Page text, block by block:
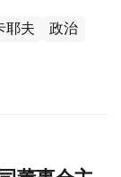
耶夫 政治